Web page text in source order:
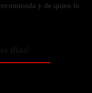
y de quien lo